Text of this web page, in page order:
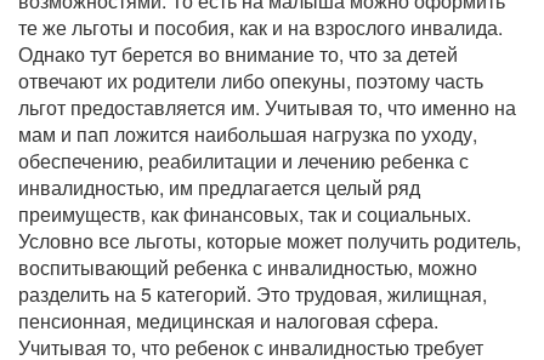
те же льготы и пособия, как и на взрослого инвалида.
Однако тут берется во внимание то, что за детей
отвечают их родители либо опекуны, поэтому часть
льгот предоставляется им. Учитывая то, что именно на
мам и пап ложится наибольшая нагрузка по уходу,
обеспечению, реабилитации и лечению ребенка с
инвалидностью, им предлагается целый ряд
преимуществ, как финансовых, так и социальных.
Условно все льготы, которые может получить родитель,
воспитывающий ребенка с инвалидностью, можно
разделить на 5 категорий. Это трудовая, жилищная,
пенсионная, медицинская и налоговая сфера.
Учитывая то, что ребенок с инвалидностью требует